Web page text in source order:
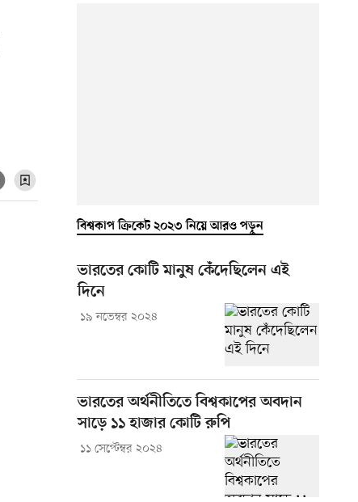
বিশ্বকাপ ক্রিকেট ২০২৩ নিয়ে আরও পড়ুন
ভারতের কোটি মানুষ কেঁদেছিলেন এই
দিনে
১৯ নভেম্বর ২০২৪
ভারতের অর্থনীতিতে বিশ্বকাপের অবদান
সাড়ে ১১ হাজার কোটি রুপি
১১ সেপ্টেম্বর ২০২৪